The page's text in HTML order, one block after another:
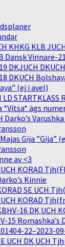
KHKG KLB
Dansk Vinnare-
DKJUCH
DKUCH
(ej i avel)
LD STARTKLASS
*Vitsa* ägs
Darko’s
Gija ”Gija”
av <3
KORAD
Kinnie
SE UCH
KORAD
16 DK UCH
15 Romashka’s
22–2023-
UCH DK UCH